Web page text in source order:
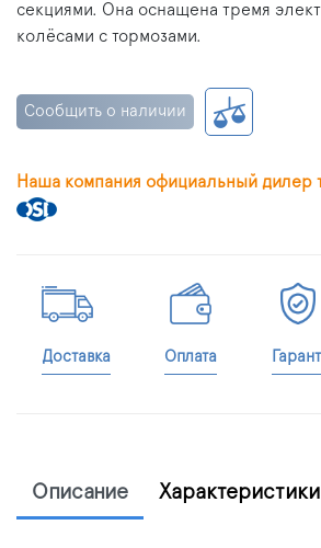
секциями. Она оснащена тремя
колёсами с тормозами.
Сообщить о наличии
Наша компания официальный дилер
Доставка Оплата
Описание Характеристики